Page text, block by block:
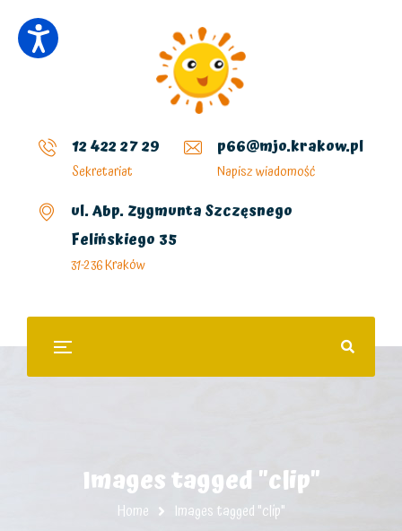
12 422 27 29
Sekretariat
p66@mjo.krakow.pl
Napisz wiadomość
ul. Abp. Zygmunta Szczęsnego
Felińskiego 35
31-236 Kraków
Images tagged "clip"
Home Images tagged "clip"